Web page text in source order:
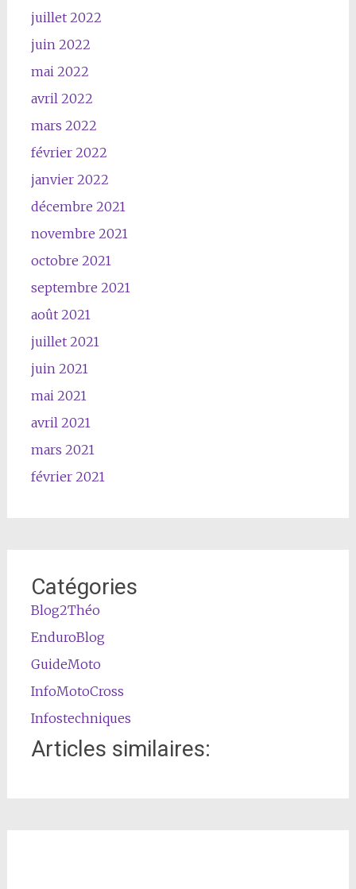
juillet 2022
juin 2022
mai 2022
avril 2022
mars 2022
février 2022
janvier 2022
décembre 2021
novembre 2021
octobre 2021
septembre 2021
août 2021
juillet 2021
juin 2021
mai 2021
avril 2021
mars 2021
février 2021
Catégories
Blog2Théo
EnduroBlog
GuideMoto
InfoMotoCross
Infostechniques
Articles similaires: